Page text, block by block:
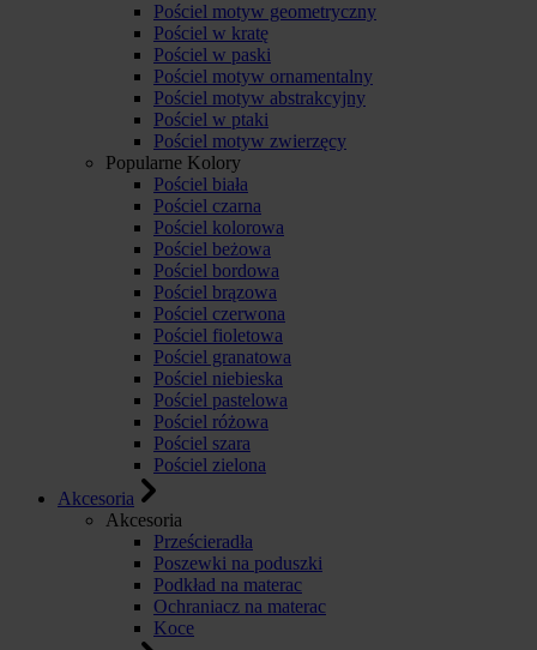
Pościel motyw geometryczny
Pościel w kratę
Pościel w paski
Pościel motyw ornamentalny
Pościel motyw abstrakcyjny
Pościel w ptaki
Pościel motyw zwierzęcy
Popularne Kolory
Pościel biała
Pościel czarna
Pościel kolorowa
Pościel beżowa
Pościel bordowa
Pościel brązowa
Pościel czerwona
Pościel fioletowa
Pościel granatowa
Pościel niebieska
Pościel pastelowa
Pościel różowa
Pościel szara
Pościel zielona
Akcesoria
Akcesoria
Prześcieradła
Poszewki na poduszki
Podkład na materac
Ochraniacz na materac
Koce